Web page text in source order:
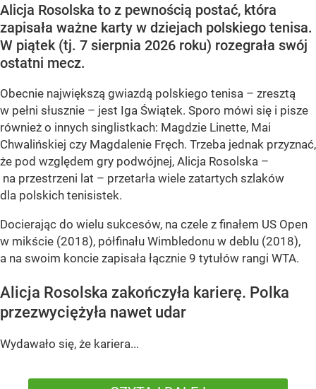
Alicja Rosolska to z pewnością postać, która
zapisała ważne karty w dziejach polskiego tenisa.
W piątek (tj. 7 sierpnia 2026 roku) rozegrała swój
ostatni mecz.
Obecnie największą gwiazdą polskiego tenisa – zresztą
w pełni słusznie – jest Iga Świątek. Sporo mówi się i pisze
również o innych singlistkach: Magdzie Linette, Mai
Chwalińskiej czy Magdalenie Fręch. Trzeba jednak przyznać,
że pod względem gry podwójnej, Alicja Rosolska –
na przestrzeni lat – przetarła wiele zatartych szlaków
dla polskich tenisistek.
Docierając do wielu sukcesów, na czele z finałem US Open
w mikście (2018), półfinału Wimbledonu w deblu (2018),
a na swoim koncie zapisała łącznie 9 tytułów rangi WTA.
Alicja Rosolska zakończyła karierę. Polka
przezwyciężyła nawet udar
Wydawało się, że kariera...